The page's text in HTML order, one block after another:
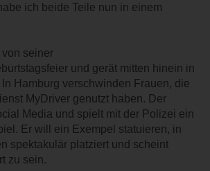
ich beide Teile nun in einem
seiner
und gerät mitten hinein in
Hamburg verschwinden Frauen, die
MyDriver genutzt haben. Der
Media und spielt mit der Polizei ein
Er will ein Exempel statuieren, in
spektakulär platziert und scheint
zu sein.